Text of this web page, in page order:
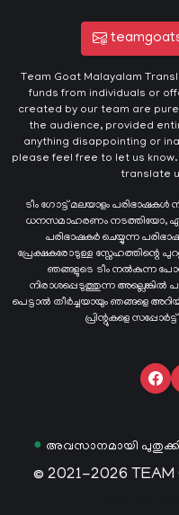
Team Goat Malayalam
funds from individuals or
created by our team are
the audience, provided
anything disappointing or
please feel free to let us
translate
ടീം ഗോട്ട് മലയാളം പരിഭാഷകൾ
ധനസമാഹരണം നടത്തിയോ,
പരിഭാഷകർ ചെയ്യുന്ന
പ്രേക്ഷകരോടുള്ള സ്നേഹത്തിന്റെ
ഞങ്ങളുടെ ടീം നൽകുന്ന
നിരാശപ്പെടുത്തുന്ന അല്ലെങ്കിൽ
പെട്ടാൽ തീർച്ചയായും ഞങ്ങളെ
പ്രിന്റുകളെ
● അവസാനമായി
© 2021-2026 TEAM